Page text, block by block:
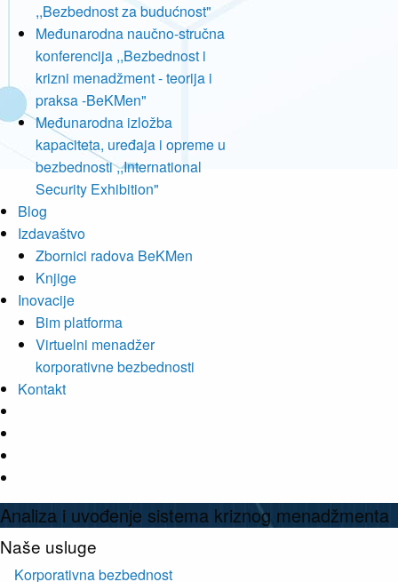
,,Bezbednost za budućnost"
Međunarodna naučno-stručna
konferencija ,,Bezbednost i
krizni menadžment - teorija i
praksa -BeKMen"
Međunarodna izložba
kapaciteta, uređaja i opreme u
bezbednosti ,,International
Security Exhibition"
Blog
Izdavaštvo
Zbornici radova BeKMen
Knjige
Inovacije
Bim platforma
Virtuelni menadžer
korporativne bezbednosti
Kontakt
Analiza i uvođenje sistema kriznog menadžmenta
Naše usluge
Korporativna bezbednost